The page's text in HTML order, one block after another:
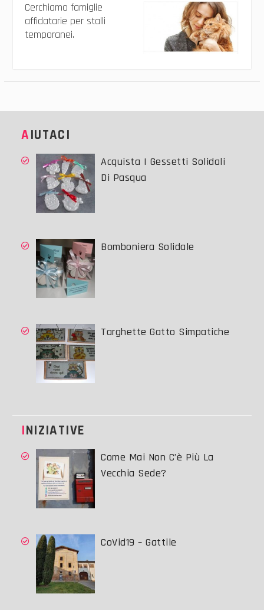
Cerchiamo famiglie
affidatarie per stalli
temporanei.
AIUTACI
Acquista I Gessetti Solidali
Di Pasqua
Bomboniera Solidale
Targhette Gatto Simpatiche
INIZIATIVE
Come Mai Non C’è Più La
Vecchia Sede?
CoVid19 – Gattile